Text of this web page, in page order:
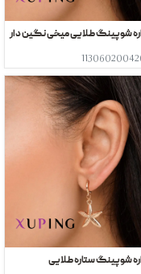
شوپینگ طلایی میخی نگین دار
شوپینگ ستاره طلایی